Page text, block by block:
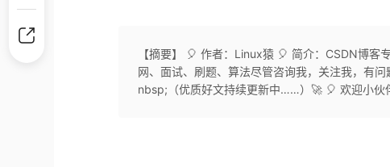
【摘要】 🎈 作者：Linux猿 🎈 简介：CSDN博
网、面试、刷题、算法尽管咨询我，关注我，有
nbsp;（优质好文持续更新中……）🚀 🎈 欢迎小伙